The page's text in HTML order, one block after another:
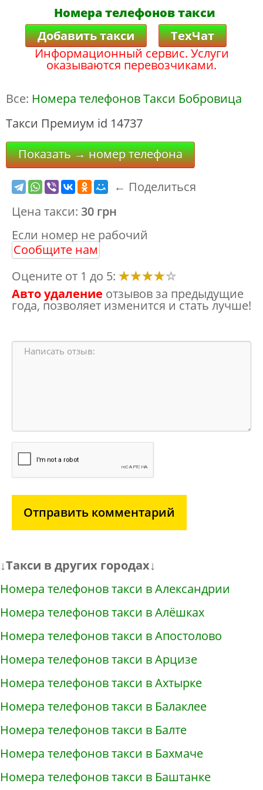
Номера телефонов такси
Добавить такси
ТехЧат
Информационный сервис. Услуги
оказываются перевозчиками.
Все: Номера телефонов Такси Бобровица
Такси Премиум id 14737
Показать → номер телефона
← Поделиться
Цена такси: 30 грн
Если номер не рабочий
Сообщите нам
Оцените от 1 до 5:
Авто удаление отзывов за предыдущие
года, позволяет изменится и стать лучше!
Отправить комментарий
↓Такси в других городах↓
Номера телефонов такси в Александрии
Номера телефонов такси в Алёшках
Номера телефонов такси в Апостолово
Номера телефонов такси в Арцизе
Номера телефонов такси в Ахтырке
Номера телефонов такси в Балаклее
Номера телефонов такси в Балте
Номера телефонов такси в Бахмаче
Номера телефонов такси в Баштанке